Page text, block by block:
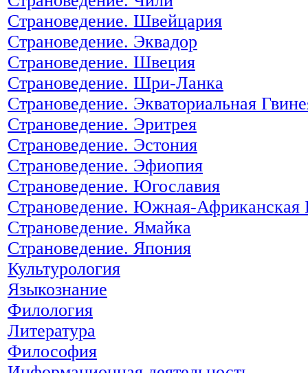
Страноведение. Швейцария
Страноведение. Эквадор
Страноведение. Швеция
Страноведение. Шри-Ланка
Страноведение. Экваториальная
Страноведение. Эритрея
Страноведение. Эстония
Страноведение. Эфиопия
Страноведение. Югославия
Страноведение. Южная-Африканская
Страноведение. Ямайка
Страноведение. Япония
Культурология
Языкознание
Филология
Литература
Философия